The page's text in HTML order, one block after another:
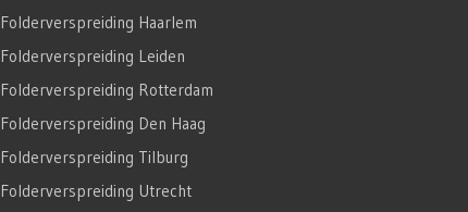
Folderverspreiding Haarlem
Folderverspreiding Leiden
Folderverspreiding Rotterdam
Folderverspreiding Den Haag
Folderverspreiding Tilburg
Folderverspreiding Utrecht